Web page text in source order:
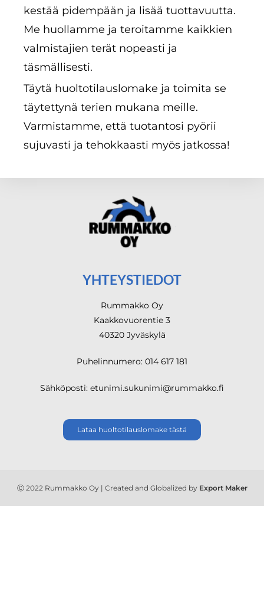
kestää pidempään ja lisää tuottavuutta.
Me huollamme ja teroitamme kaikkien
valmistajien terät nopeasti ja
täsmällisesti.
Täytä huoltotilauslomake ja toimita se
täytettynä terien mukana meille.
Varmistamme, että tuotantosi pyörii
sujuvasti ja tehokkaasti myös jatkossa!
YHTEYSTIEDOT
Rummakko Oy
Kaakkovuorentie 3
40320 Jyväskylä
Puhelinnumero: 014 617 181
Sähköposti: etunimi.sukunimi@rummakko.fi
Lataa huoltotilauslomake tästä
Ⓒ 2022 Rummakko Oy | Created and Globalized by Export Maker